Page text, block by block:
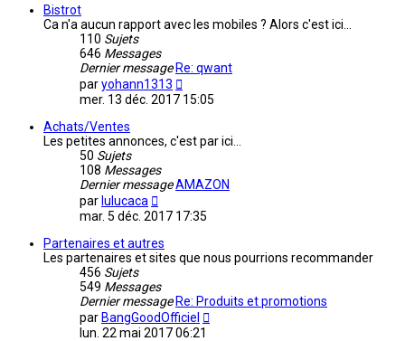
Bistrot
Ca n'a aucun rapport avec les mobiles ? Alors c'est ici...
110 Sujets
646 Messages
Dernier message Re: qwant
paryohann1313
le
mer. 13 déc. 2017 15:05
Achats/Ventes
Les petites annonces, c'est par ici...
50 Sujets
108 Messages
Dernier messageAMAZON
par lulucaca
le
message
mar. 5 déc. 2017 17:35
Partenaires et autres
Les partenaires et sites que nous pourrions recommander
456 Sujets
549 Messages
Dernier message Re: Produits et promotions
par BangGoodOfficiel
lun. 22 mai 2017 06:21